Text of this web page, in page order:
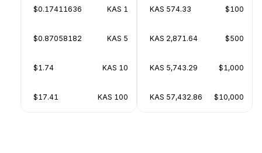
$100
574.33 KAS
$500
2,871.64 KAS
$1,000
5,743.29 KAS
$10,000
57,432.86 KAS
1 KAS
$0.17411636
5 KAS
$0.87058182
10 KAS
$1.74
100 KAS
$17.41